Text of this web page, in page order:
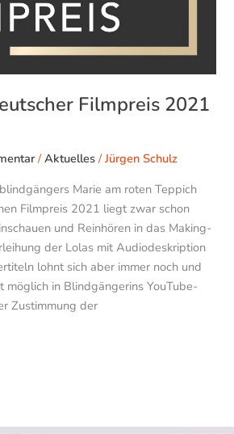
Filmpreis 2021
/Aktuelles /Jürgen Schulz
Marie am roten Teppich
Filmpreis 2021 liegt zwar schon
und Reinhören in das Making-
der Lolas mit Audiodeskription
lohnt sich aber immer noch und
möglich in Blindgängerins YouTube-
Zustimmung der